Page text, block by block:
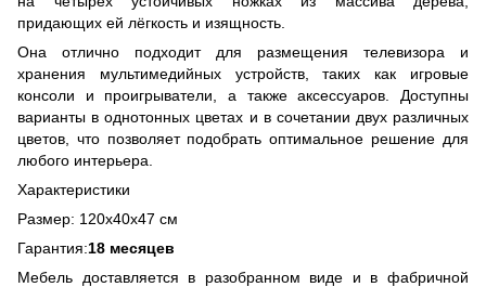
придающих ей лёгкость и изящность.
Она отлично подходит для размещения телевизора и
хранения мультимедийных устройств, таких как игровые
консоли и проигрыватели, а также аксессуаров. Доступны
варианты в однотонных цветах и в сочетании двух различных
цветов, что позволяет подобрать оптимальное решение для
любого интерьера.
Характеристики
Размер: 120х40х47 см
Гарантия:18 месяцев
Мебель доставляется в разобранном виде и в фабричной